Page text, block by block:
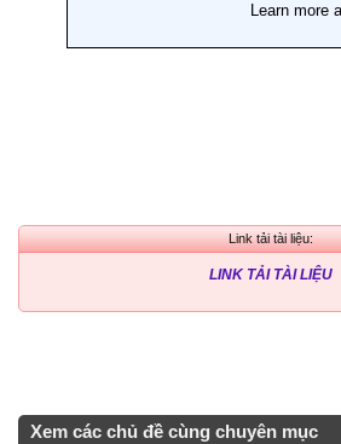
Link tải tài liệu:
LINK TẢI TÀI LIỆU
Xem các chủ đề cùng chuyên mục